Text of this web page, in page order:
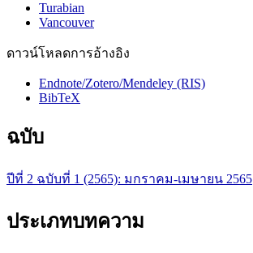
Turabian
Vancouver
ดาวน์โหลดการอ้างอิง
Endnote/Zotero/Mendeley (RIS)
BibTeX
ฉบับ
ปีที่ 2 ฉบับที่ 1 (2565): มกราคม-เมษายน 2565
ประเภทบทความ